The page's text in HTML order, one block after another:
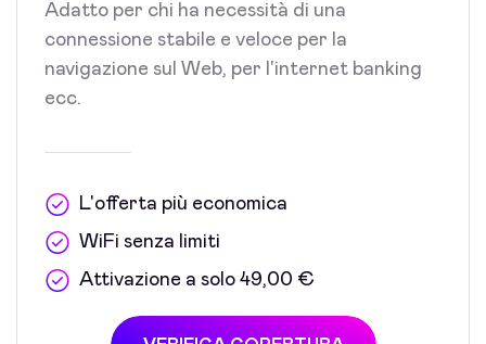
Adatto per chi ha necessità di una
connessione stabile e veloce per la
navigazione sul Web, per l'internet banking
ecc.
L'offerta più economica
WiFi senza limiti
Attivazione a solo 49,00 €